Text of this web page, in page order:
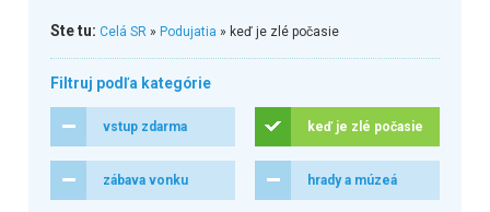
Ste tu: Celá SR» Podujatia » keď je zlé počasie
Filtruj podľa kategórie
vstup zdarma keď je zlé počasie
zábava vonku hrady a múzeá